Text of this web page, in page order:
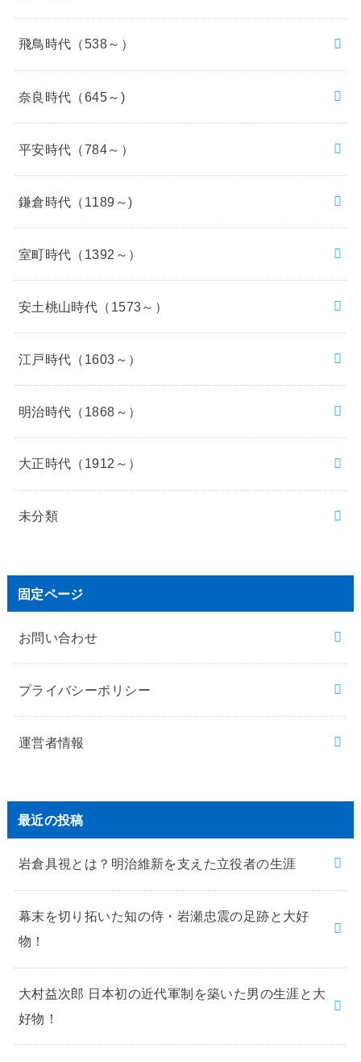
飛鳥時代（538～）
奈良時代（645～)
平安時代（784～）
鎌倉時代（1189～)
室町時代（1392～）
安土桃山時代（1573～）
江戸時代（1603～）
明治時代（1868～）
大正時代（1912～）
未分類
固定ページ
お問い合わせ
プライバシーポリシー
運営者情報
最近の投稿
岩倉具視とは？明治維新を支えた立役者の生涯
幕末を切り拓いた知の侍・岩瀬忠震の足跡と大好
物！
大村益次郎 日本初の近代軍制を築いた男の生涯と大
好物！